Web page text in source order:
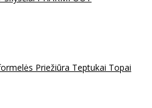
Priežiūra Teptukai Topai